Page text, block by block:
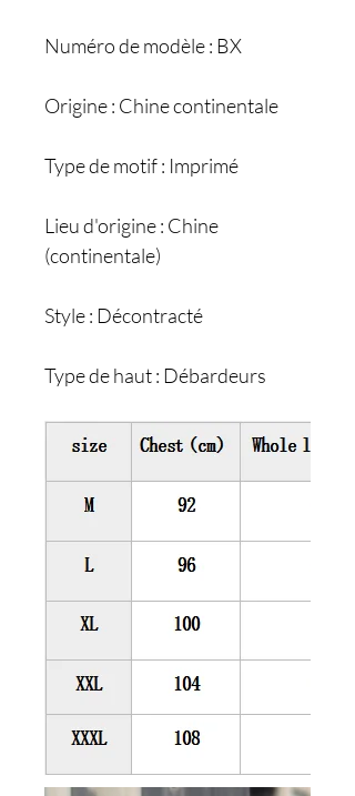
Numéro de modèle : BX
Origine : Chine continentale
Type de motif : Imprimé
Lieu d'origine : Chine
(continentale)
Style : Décontracté
Type de haut : Débardeurs